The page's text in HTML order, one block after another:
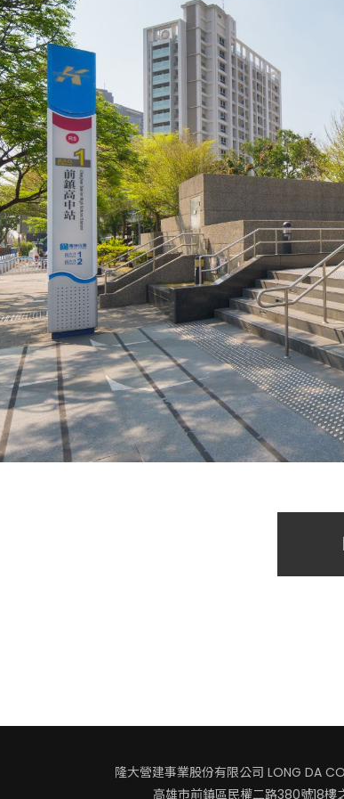
隆大營建事業股份有限公司 LONG DA
高雄市前鎮區民權二路380號18樓